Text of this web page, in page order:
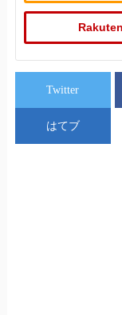
Rakuten
Twitter
はてブ